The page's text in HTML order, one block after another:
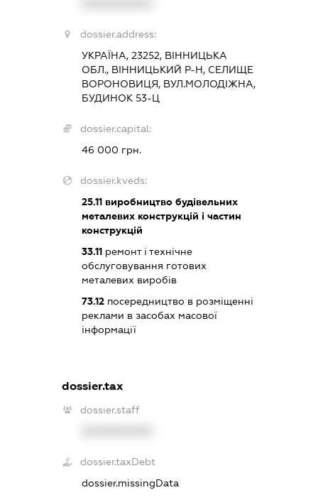
dossier.address:
УКРАЇНА, 23252, ВІННИЦЬКА
ОБЛ., ВІННИЦЬКИЙ Р-Н, СЕЛИЩЕ
ВОРОНОВИЦЯ, ВУЛ.МОЛОДІЖНА,
БУДИНОК 53-Ц
dossier.capital:
46 000 грн.
dossier.kveds:
25.11виробництво будівельних
металевих конструкцій і частин
конструкцій
33.11ремонт і технічне
обслуговування готових
металевих виробів
73.12посередництво в розміщенні
реклами в засобах масової
інформації
dossier.tax
dossier.staff
dossier.taxDebt
dossier.missingData